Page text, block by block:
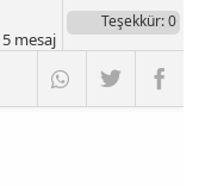
Teşekkür: 0
mesaj